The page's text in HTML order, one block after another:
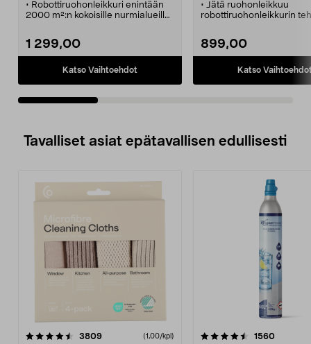
• Robottiruohonleikkuri enintään
2000 m²:n kokoisille nurmialueille.
niin aikaa vapautuu muuhun.
• Ruohonleikkuria hallitaan
älypuhelinsovelluksen avulla.
1 299,00
Katso Vaihtoehdot
• Jätä ruohonleikkuu
robottiruohonleikkurin
kokoisten nurmialueiden
leikkaamiseen.
• Esiohjelmoitu, helppo
899,00
Katso
Tavalliset asiat epätavallisen edullisesti
3809arvostelut (1,00/kpl)
4.5viidestä
1560
4.5viidestä